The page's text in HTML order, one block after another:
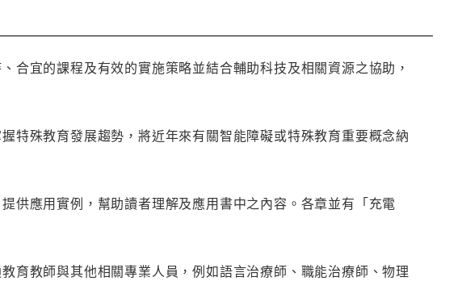
合宜的課程及有效的實施策略並結合輔助科技及相關資源之協助，
特殊教育發展趨勢，將近年來有關智能障礙或特殊教育重要概念納
供應用實例，幫助讀者理解及應用書中之內容。各章並有「充電
育教師與其他相關專業人員，例如語言治療師、職能治療師、物理